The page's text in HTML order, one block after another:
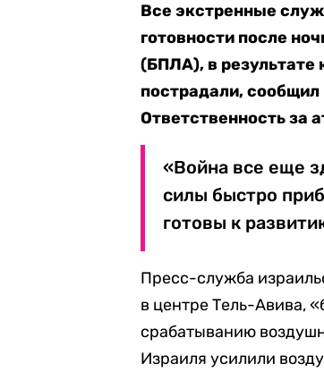
Все экстренные
готовности после
(БПЛА), в результате
пострадали, сообщил
Ответственность за
«Война все еще
силы быстро
готовы к
Пресс-служба
в центре Тель-Авива,
срабатыванию
Израиля усилили